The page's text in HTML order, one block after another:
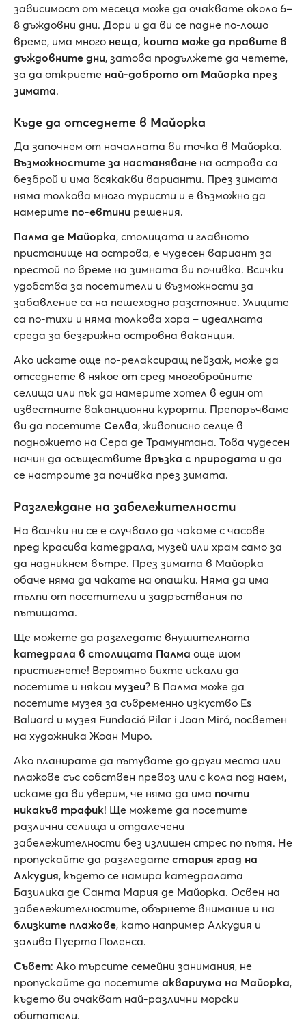
зависимост от месеца може да очаквате около 6–
8 дъждовни дни. Дори и да ви се падне по-лошо
време, има много неща, които може да правите в
дъждовните дни, затова продължете да четете,
за да откриете най-доброто от Майорка през
зимата.
Къде да отседнете в Майорка
Да започнем от началната ви точка в Майорка.
Възможностите за настаняване на острова са
безброй и има всякакви варианти. През зимата
няма толкова много туристи и е възможно да
намерите по-евтини решения.
Палма де Майорка, столицата и главното
пристанище на острова, е чудесен вариант за
престой по време на зимната ви почивка. Всички
удобства за посетители и възможности за
забавление са на пешеходно разстояние. Улиците
са по-тихи и няма толкова хора – идеалната
среда за безгрижна островна ваканция.
Ако искате още по-релаксиращ пейзаж, може да
отседнете в някое от сред многобройните
селища или пък да намерите хотел в един от
известните ваканционни курорти. Препоръчваме
ви да посетите Селва, живописно селце в
подножието на Сера де Трамунтана. Това чудесен
начин да осъществите връзка с природата и да
се настроите за почивка през зимата.
Разглеждане на забележителности
На всички ни се е случвало да чакаме с часове
пред красива катедрала, музей или храм само за
да надникнем вътре. През зимата в Майорка
обаче няма да чакате на опашки. Няма да има
тълпи от посетители и задръствания по
пътищата.
Ще можете да разгледате внушителната
катедрала в столицата Палма още щом
пристигнете! Вероятно бихте искали да
посетите и някои музеи? В Палма може да
посетите музея за съвременно изкуство Es
Baluard и музея Fundació Pilar i Joan Miró, посветен
на художника Жоан Миро.
Ако планирате да пътувате до други места или
плажове със собствен превоз или с кола под наем,
искаме да ви уверим, че няма да има почти
никакъв трафик! Ще можете да посетите
различни селища и отдалечени
забележителности без излишен стрес по пътя. Не
пропускайте да разгледате стария град на
Алкудия, където се намира катедралата
Базилика де Санта Мария де Майорка. Освен на
забележителностите, обърнете внимание и на
близките плажове, като например Алкудия и
залива Пуерто Поленса.
Съвет: Ако търсите семейни занимания, не
пропускайте да посетите аквариума на Майорка,
където ви очакват най-различни морски
обитатели.